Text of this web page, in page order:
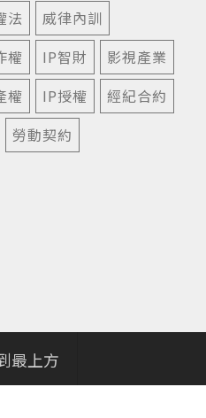
法
威律內訓
權 IP智財
影視產業
權 IP授權
經紀合約
勞動契約
最上方